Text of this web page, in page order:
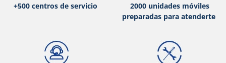
+500 centros de servicio
2000 unidades móviles
preparadas para atenderte